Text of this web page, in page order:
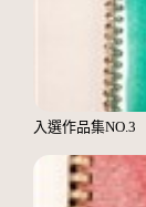
入選作品集NO.3